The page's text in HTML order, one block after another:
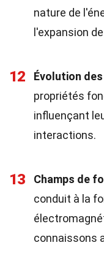
nature de
l'expansion
12 Évolution
propriétés
influençant
interactions.
13 Champs de
conduit à la
connaissons